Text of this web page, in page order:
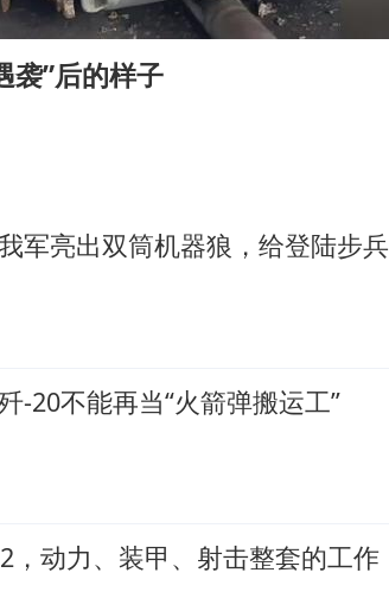
想用战术核武器对抗中俄
被曝在妻子孕期出轨后续
袭”后的样子
军亮出双筒机器狼，给登陆步兵
-20不能再当“火箭弹搬运工”
，动力、装甲、射击整套的工作